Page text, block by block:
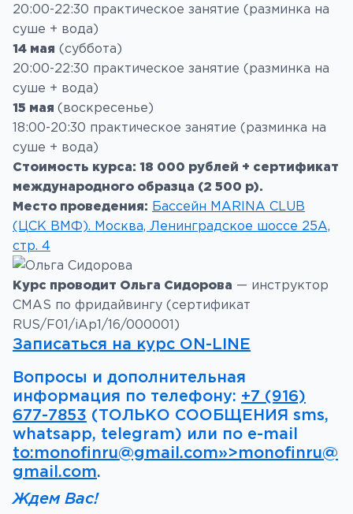
20:00-22:30 практическое занятие (разминка на
суше + вода)
14 мая (суббота)
20:00-22:30 практическое занятие (разминка на
суше + вода)
15 мая (воскресенье)
18:00-20:30 практическое занятие (разминка на
суше + вода)
Стоимость курса: 18 000 рублей + сертификат
международного образца (2 500 р).
Место проведения: Бассейн MARINA CLUB
(ЦСК ВМФ). Москва, Ленинградское шоссе 25А,
стр. 4
Курс проводит Ольга Сидорова — инструктор
CMAS по фридайвингу (сертификат
RUS/F01/iAp1/16/000001)
Записаться на курс ON-LINE
Вопросы и дополнительная
информация по телефону: +7 (916)
677-7853 (ТОЛЬКО СООБЩЕНИЯ sms,
whatsapp, telegram) или по e-mail
to:monofinru@gmail.com»>monofinru@
gmail.com.
Ждем Вас!